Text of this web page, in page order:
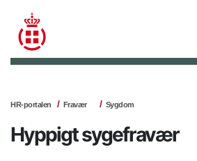
HR-portalen Fravær Sygdom
Hyppigt sygefravær